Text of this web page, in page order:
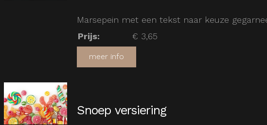
Marsepein met een tekst naar keuze
Prijs: € 3,65
meer info
Snoep versiering